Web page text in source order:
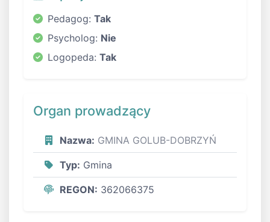
Pedagog: Tak
Psycholog: Nie
Logopeda: Tak
Organ prowadzący
Nazwa: GMINA GOLUB-DOBRZYŃ
Typ: Gmina
REGON: 362066375